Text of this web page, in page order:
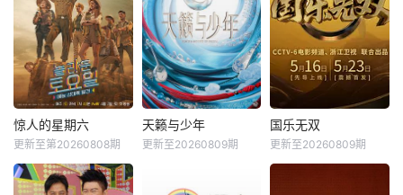
惊人的星期六
更新至第20260808期
天籁与少年
更新至20260809期
国乐无双
更新至20260809期